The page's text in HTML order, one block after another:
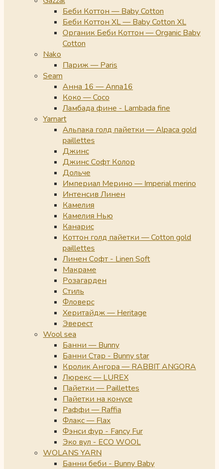
Беби Коттон — Baby Cotton
Беби Коттон XL — Baby Cotton XL
Органик Беби Коттон — Organic Baby
Cotton
Nako
Париж — Paris
Seam
Анна 16 — Anna16
Коко — Coco
Ламбада фине - Lambada fine
Yarnart
Альпака голд пайетки — Alpaca gold
paillettes
Джинс
Джинс Софт Колор
Дольче
Империал Мерино — Imperial merino
Интенсив Линен
Камелия
Камелия Нью
Канарис
Коттон голд пайетки — Cotton gold
paillettes
Линен Софт - Linen Soft
Макраме
Розагарден
Стиль
Фловерс
Херитайдж — Heritage
Эверест
Wool sea
Банни — Bunny
Банни Стар - Bunny star
Кролик Ангора — RABBIT ANGORA
Люрекс — LUREX
Пайетки — Paillettes
Пайетки на конусе
Раффи — Raffia
Флакс — Flax
Фэнси фур - Fancy Fur
Эко вул - ECO WOOL
WOLANS YARN
Банни беби - Bunny Baby